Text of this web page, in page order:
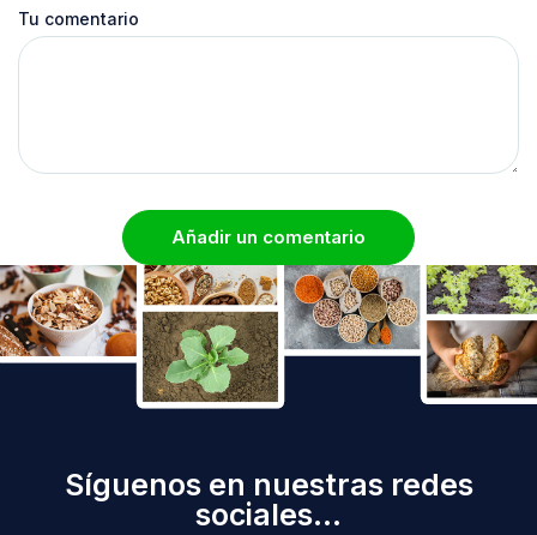
Tu comentario
Añadir un comentario
Síguenos en nuestras redes
sociales...